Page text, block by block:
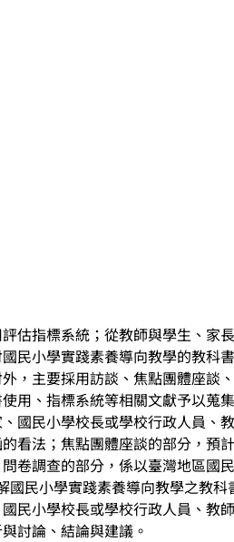
指標系統；從教師與學生、家
民小學實踐素養導向教學的教科
，主要採用訪談、焦點團體座談
用、指標系統等相關文獻予以蒐
國民小學校長或學校行政人員、
看法；焦點團體座談的部分，預
卷調查的部分，係以臺灣地區國
民小學實踐素養導向教學之教科
民小學校長或學校行政人員、教
討論、結論與建議。